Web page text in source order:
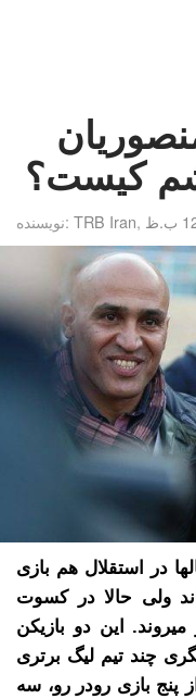
کیست؟
نویسنده:TRB Iran,
در استقلال هم بازی
ولی حالا در کسوت
این دو بازیکن
چند تیم لیگ برتری
پنج بازی رودر رو، سه